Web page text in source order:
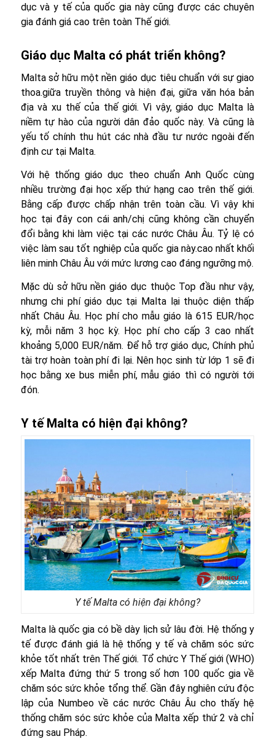
dục và y tế của quốc gia này cũng được các chuyên
gia đánh giá cao trên toàn Thế giới.
Giáo dục Malta có phát triển không?
Malta sở hữu một nền giáo dục tiêu chuẩn với sự giao
thoa.giữa truyền thông và hiện đại, giữa văn hóa bản
địa và xu thế của thế giới. Vì vậy, giáo dục Malta là
niềm tự hào của người dân đảo quốc này. Và cũng là
yếu tố chính thu hút các nhà đầu tư nước ngoài đến
định cư tại Malta.
Với hệ thống giáo dục theo chuẩn Anh Quốc cùng
nhiều trường đại học xếp thứ hạng cao trên thế giới.
Bằng cấp được chấp nhận trên toàn cầu. Vì vậy khi
học tại đây con cái anh/chị cũng không cần chuyển
đổi bằng khi làm việc tại các nước Châu Âu. Tỷ lệ có
việc làm sau tốt nghiệp của quốc gia này.cao nhất khối
liên minh Châu Âu với mức lương cao đáng ngưỡng mộ.
Mặc dù sở hữu nền giáo dục thuộc Top đầu như vậy,
nhưng chi phí giáo dục tại Malta lại thuộc diện thấp
nhất Châu Âu. Học phí cho mẫu giáo là 615 EUR/học
kỳ, mỗi năm 3 học kỳ. Học phí cho cấp 3 cao nhất
khoảng 5,000 EUR/năm. Để hỗ trợ giáo dục, Chính phủ
tài trợ hoàn toàn phí đi lại. Nên học sinh từ lớp 1 sẽ đi
học bằng xe bus miễn phí, mẫu giáo thì có người tới
đón.
Y tế Malta có hiện đại không?
Y tế Malta có hiện đại không?
Malta là quốc gia có bề dày lịch sử lâu đời. Hệ thống y
tế được đánh giá là hệ thống y tế và chăm sóc sức
khỏe tốt nhất trên Thế giới. Tổ chức Y Thế giới (WHO)
xếp Malta đứng thứ 5 trong số hơn 100 quốc gia về
chăm sóc sức khỏe tổng thể. Gần đây nghiên cứu độc
lập của Numbeo về các nước Châu Âu cho thấy hệ
thống chăm sóc sức khỏe của Malta xếp thứ 2 và chỉ
đứng sau Pháp.